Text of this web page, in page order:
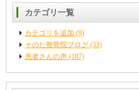
カテゴリ一覧
カテゴリを追加 (9)
そのだ整骨院ブログ (33)
患者さんの声 (187)